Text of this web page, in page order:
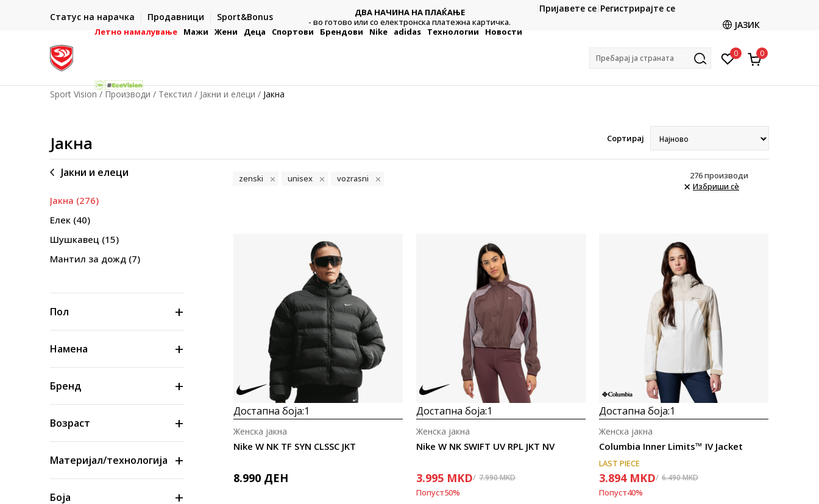
Статус на нарачка Продавници Sport&Bonus
- на сите нарачки во готово или со електронска платежна
ДВА НАЧИНА НА ПЛАЌАЊЕ
- во готово или со електронска платежна картичка.
CLICK & COLLECT
Платете со картичка online и подигнете во продавницата
Пријавете се Регистрирајте се
ЈАЗИК
Летно намалување Мажи Жени Деца Спортови Брендови Nike adidas Технологии Новости
Пребарај ја страната 0 0
Sport Vision Производи Текстил Јакни и елеци Јакна
Јакна Сортирај
Јакни и елеци
Јакна (276)
Елек (40)
Шушкавец (15)
Мантил за дожд (7)
Пол
Намена
Бренд
Возраст
Материјал/технологија
Боја
zenski unisex vozrasni 276производи
Избриши сè
Uporedi
Достапна боја:1
Nike W NK TF SYN CLSSC JKT
Женска јакна
8.990 ДЕН
Uporedi
Достапна боја:1
Nike W NK SWIFT UV RPL JKT NV
Женска јакна
3.995 MKD 7.990MKD
Попуст50%
Uporedi
Достапна боја:1
Columbia Inner Limits™ IV Jacket
Женска јакна
LAST PIECE
3.894 MKD 6.490MKD
Попуст40%